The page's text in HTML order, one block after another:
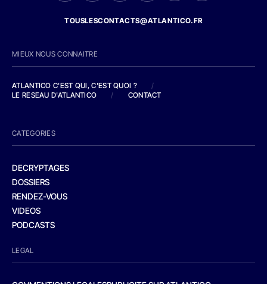
TOUSLESCONTACTS@ATLANTICO.FR
MIEUX NOUS CONNAITRE
ATLANTICO C'EST QUI, C'EST QUOI ?
/
LE RESEAU D'ATLANTICO
/ CONTACT
CATEGORIES
DECRYPTAGES
DOSSIERS
RENDEZ-VOUS
VIDEOS
PODCASTS
LEGAL